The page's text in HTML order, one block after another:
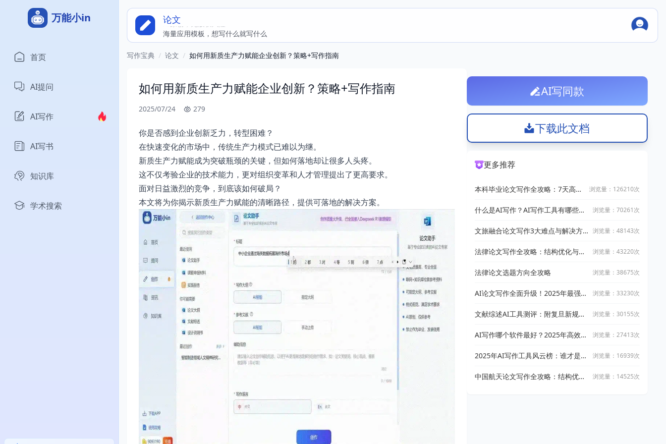
万能小in
首页
AI提问
AI写作
AI写书
知识库
学术搜索
论文
海量应用模板，想写什么就写什么
写作宝典 / 论文 / 如何用新质生产力赋能企业创新？策略+写作指南
如何用新质生产力赋能企业创新？策略+写作指南
2025/07/24 279
你是否感到企业创新乏力，转型困难？
在快速变化的市场中，传统生产力模式已难以为继。
新质生产力赋能成为突破瓶颈的关键，但如何落地却让很多人头疼。
这不仅考验企业的技术能力，更对组织变革和人才管理提出了更高要求。
面对日益激烈的竞争，到底该如何破局？
本文将为你揭示新质生产力赋能的清晰路径，提供可落地的解决方案。
AI写同款
下载此文档
更多推荐
本科毕业论文写作全攻略：7天高效
浏览量：126210次
什么是AI写作？AI写作工具有哪些？
浏览量：70261次
文旅融合论文写作3大难点与解决方
浏览量：48143次
法律论文写作全攻略：结构优化与文
浏览量：43220次
法律论文选题方向全攻略 浏览量：38675次
AI论文写作全面升级！2025年最强写
稿
浏览量：33230次
文献综述AI工具测评：附复旦新规下
浏览量：30155次
AI写作哪个软件最好？2025年高效智
浏览量：27413次
2025年AI写作工具风云榜：谁才是真
浏览量：16939次
中国航天论文写作全攻略：结构优化
浏览量：14525次